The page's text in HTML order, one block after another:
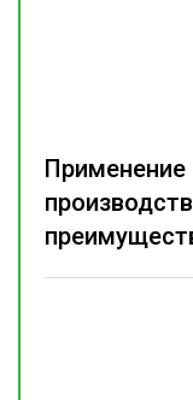
Применение